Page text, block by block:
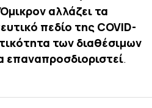
αλλάζει τα
πεδίο της COVID-
των διαθέσιμων
επαναπροσδιοριστεί.